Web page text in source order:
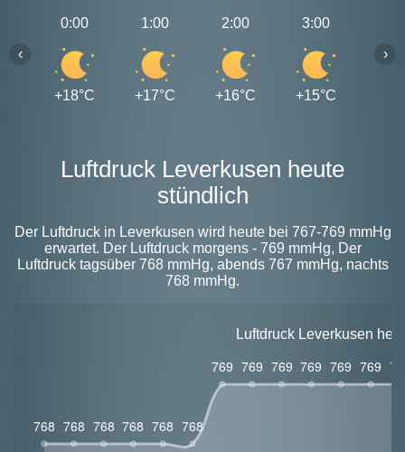
0:00
+18°C
1:00
+17°C
2:00
+16°C
3:00
+15°C
‹ ›
Luftdruck Leverkusen heute
stündlich
Der Luftdruck in Leverkusen wird heute bei 767-769 mmHg
erwartet. Der Luftdruck morgens - 769 mmHg, Der
Luftdruck tagsüber 768 mmHg, abends 767 mmHg, nachts
768 mmHg.
Luftdruck Leverkusen